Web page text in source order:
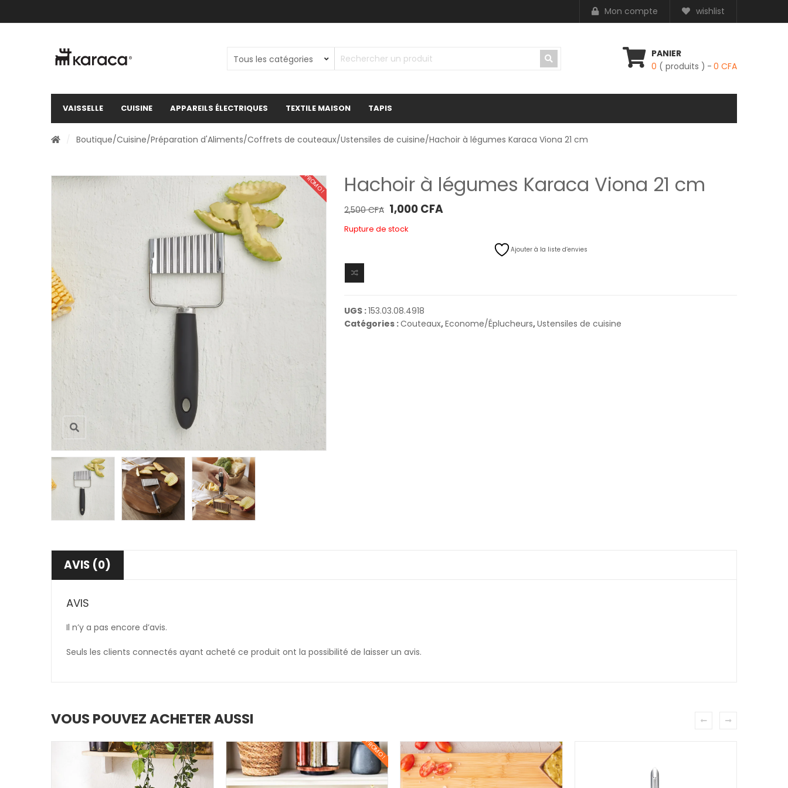
Mon compte wishlist
PANIER
0 ( produits ) 0 CFA
VAISSELLE CUISINE APPAREILS ÉLECTRIQUES TEXTILE MAISON TAPIS
Boutique/Cuisine/Préparation d'Aliments/Coffrets de couteaux/Ustensiles de cuisine/Hachoir à légumes Karaca Viona 21 cm
PROMO ! Hachoir à légumes Karaca Viona 21 cm
2,500CFA Le prix initial était : 2,500 CFA.
1,000CFA
Rupture de stock
Ajouter à la liste d’envies
UGS :153.03.08.4918
Catégories :Couteaux,Econome/Éplucheurs,Ustensiles de cuisine
AVIS (0)
AVIS
Il n’y a pas encore d’avis.
Seuls les clients connectés ayant acheté ce produit ont la possibilité de laisser un avis.
VOUS POUVEZ ACHETER AUSSI
PROMO !